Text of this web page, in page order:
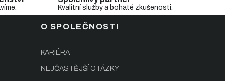
Kvalitní služby a bohaté zkušenosti.
O SPOLEČNOSTI
KARIÉRA
NEJČASTĚJŠÍ OTÁZKY